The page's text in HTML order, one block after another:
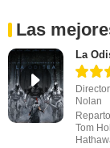
Las
La
Nolan
Tom